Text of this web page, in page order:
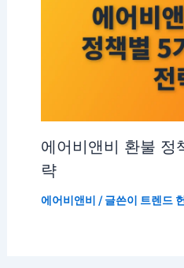
에어비앤비 환불 정
략
에어비앤비 / 글쓴이 트렌드